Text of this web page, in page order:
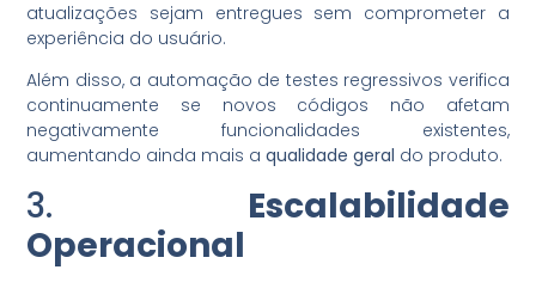
atualizações sejam entregues sem comprometer a
experiência do usuário.
Além disso, a automação de testes regressivos verifica
continuamente se novos códigos não afetam
negativamente funcionalidades existentes,
aumentando ainda mais aqualidade geral do produto.
3. Escalabilidade
Operacional